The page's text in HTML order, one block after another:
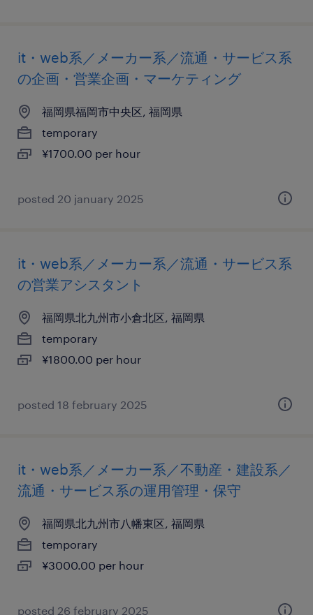
it・web系／メーカー系／流通・サービス系
の企画・営業企画・マーケティング
福岡県福岡市中央区, 福岡県
temporary
¥1700.00 per hour
posted 20 january 2025
it・web系／メーカー系／流通・サービス系
の営業アシスタント
福岡県北九州市小倉北区, 福岡県
temporary
¥1800.00 per hour
posted 18 february 2025
it・web系／メーカー系／不動産・建設系／
流通・サービス系の運用管理・保守
福岡県北九州市八幡東区, 福岡県
temporary
¥3000.00 per hour
posted 26 february 2025